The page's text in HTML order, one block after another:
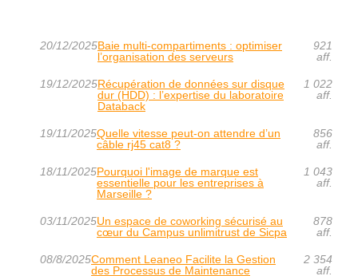
20/12/2025Baie multi-compartiments : optimiser
l’organisation des serveurs
921
aff.
19/12/2025Récupération de données sur disque
dur (HDD) : l’expertise du laboratoire
Databack
1 022
aff.
19/11/2025Quelle vitesse peut-on attendre d’un
câble rj45 cat8 ?
856
aff.
18/11/2025Pourquoi l'image de marque est
essentielle pour les entreprises à
Marseille ?
1 043
aff.
03/11/2025Un espace de coworking sécurisé au
cœur du Campus unlimitrust de Sicpa
878
aff.
08/8/2025Comment Leaneo Facilite la Gestion
des Processus de Maintenance
2 354
aff.